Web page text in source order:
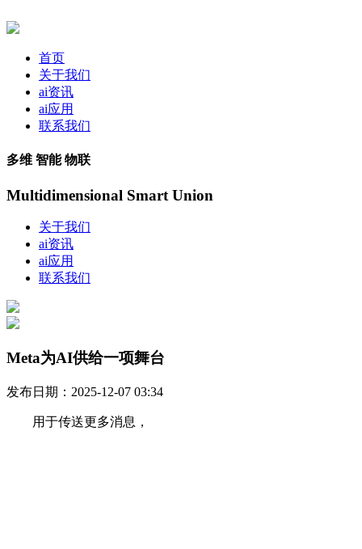
首页
关于我们
ai资讯
ai应用
联系我们
多维 智能 物联
Multidimensional Smart Union
关于我们
ai资讯
ai应用
联系我们
Meta为AI供给一项舞台
发布日期：2025-12-07 03:34
用于传送更多消息，